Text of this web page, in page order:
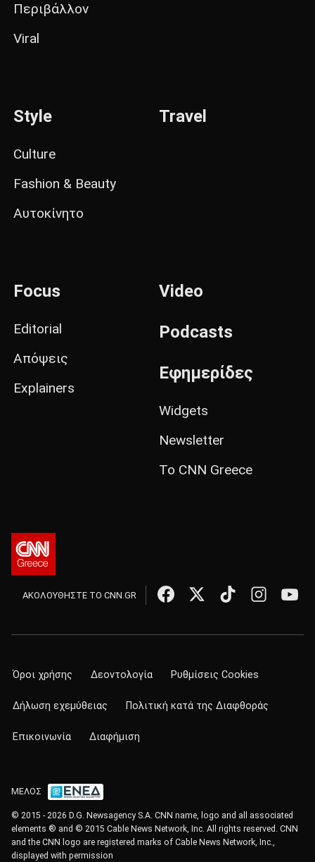
Περιβάλλον
Viral
Style
Culture
Fashion & Beauty
Αυτοκίνητο
Travel
Focus
Editorial
Απόψεις
Explainers
Video
Podcasts
Εφημερίδες
Widgets
Newsletter
Το CNN Greece
ΑΚΟΛΟΥΘΗΣΤΕ ΤΟ CNN.GR
Όροι χρήσης Δεοντολογία Ρυθμίσεις Cookies
Δήλωση εχεμύθειας Πολιτική κατά της Διαφθοράς
Επικοινωνία Διαφήμιση
ΜΕΛΟΣ
© 2015 - 2026 D.G. Newsagency S.A. CNN name, logo and all associated
elements ® and © 2015 Cable News Network, Inc. All rights reserved. CNN
and the CNN logo are registered marks of Cable News Network, Inc.,
displayed with permission